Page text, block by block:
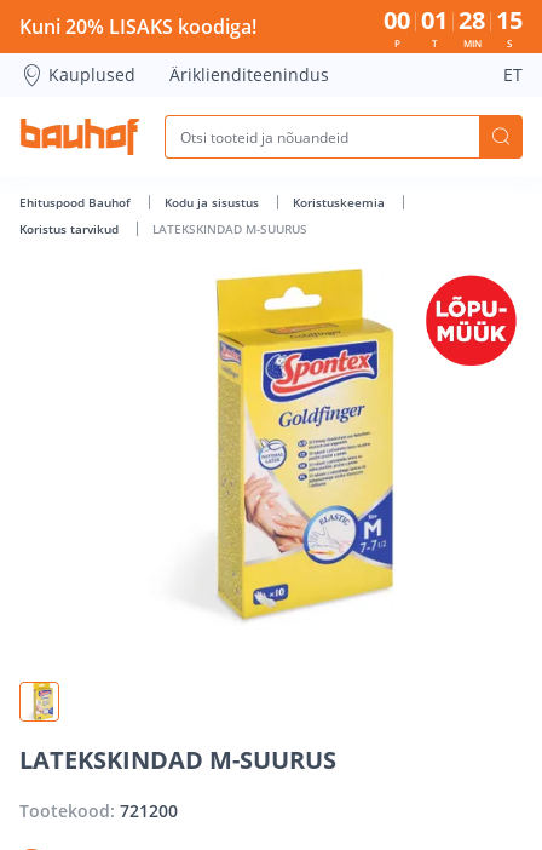
LATEKSKINDAD M-SUURUS - Bauhof has loaded
Kuni 20% LISAKS koodiga! 00
P
01
T
28
MIN
14
S
Kauplused Äriklienditeenindus ET
Ehituspood Bauhof Kodu ja sisustus
Koristuskeemia
Koristus tarvikud
LATEKSKINDAD M-SUURUS
LATEKSKINDAD M-SUURUS
Tootekood: 721200